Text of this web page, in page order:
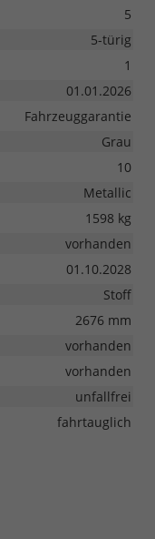
5
5-türig
1
01.01.2026
Fahrzeuggarantie
Grau
10
Metallic
1598 kg
vorhanden
01.10.2028
Stoff
2676 mm
vorhanden
vorhanden
unfallfrei
fahrtauglich